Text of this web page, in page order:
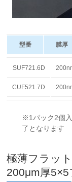
型番 膜厚
SUF721.6D
CUF521.7D
※1パック2個
了となります
極薄フラッ
200μm厚5×5